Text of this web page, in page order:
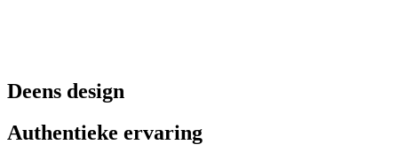
Deens design
Authentieke ervaring